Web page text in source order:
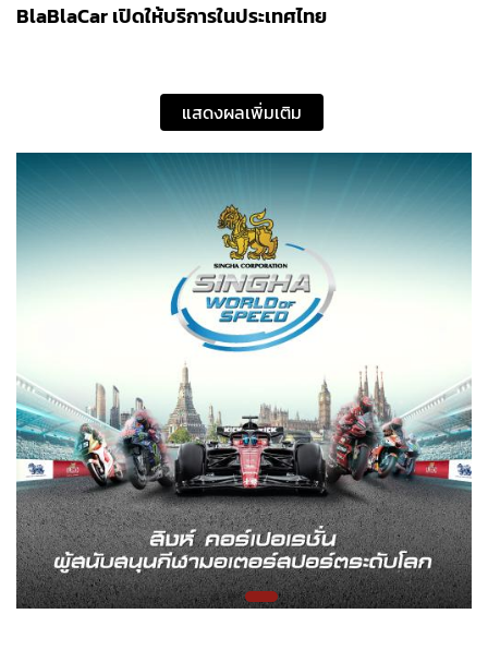
BlaBlaCar เปิดให้บริการในประเทศไทย
แสดงผลเพิ่มเติม